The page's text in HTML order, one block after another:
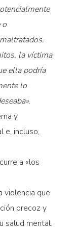
o
la víctima
ella podría
lo
.
y
e, incluso,
a «los
violencia que
precoz y
salud mental.